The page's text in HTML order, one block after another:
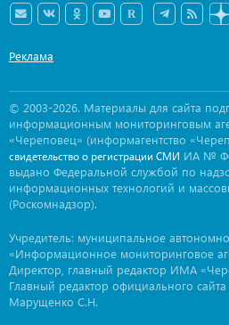
Реклама
© 2003-2026. Материалы для сайта
информационным мониторинговым
«Череповец» (информагентство
свидетельство о регистрации СМИ ИА №
выдано Федеральной службой по
информационных технологий и
(Роскомнадзор).
Учредитель: муниципальное
«Информационное мониторинговое
Директор, главный редактор ИМА
Главный редактор официального
Марущенко С.Н.